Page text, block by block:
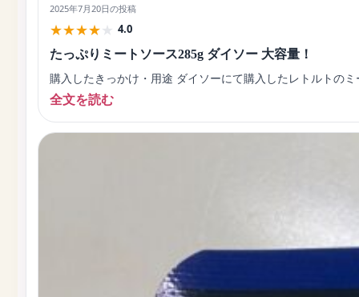
2025年7月20日の投稿
★★★★★ 4.0
たっぷりミートソース285g ダイソー 大容量！
購入したきっかけ・用途 ダイソーにて購入したレトルトの
全文を読む